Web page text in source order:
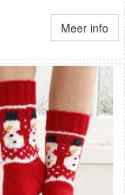
Meer info